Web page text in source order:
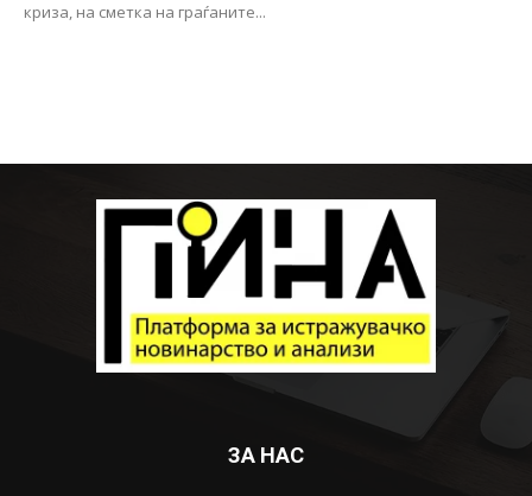
криза, на сметка на граѓаните...
ЗА НАС